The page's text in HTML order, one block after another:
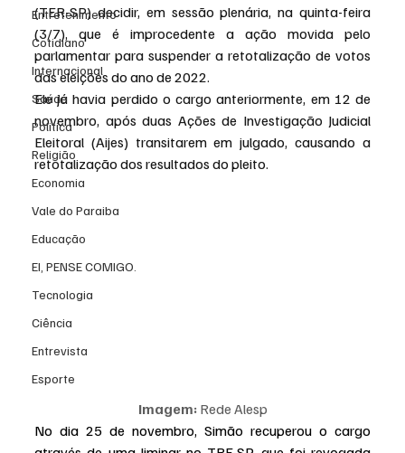
Entretenimento
Cotidiano
Internacional
Saúde
Politica
Religião
Economia
Vale do Paraiba
Educação
EI, PENSE COMIGO.
Tecnologia
Ciência
Entrevista
Esporte
(TER-SP) decidir, em sessão plenária, na quinta-feira
(3/7), que é improcedente a ação movida pelo
parlamentar para suspender a retotalização de votos
das eleições do ano de 2022.
Ele já havia perdido o cargo anteriormente, em 12 de
novembro, após duas Ações de Investigação Judicial
Eleitoral (Aijes) transitarem em julgado, causando a
retotalização dos resultados do pleito.
Imagem: Rede Alesp
No dia 25 de novembro, Simão recuperou o cargo